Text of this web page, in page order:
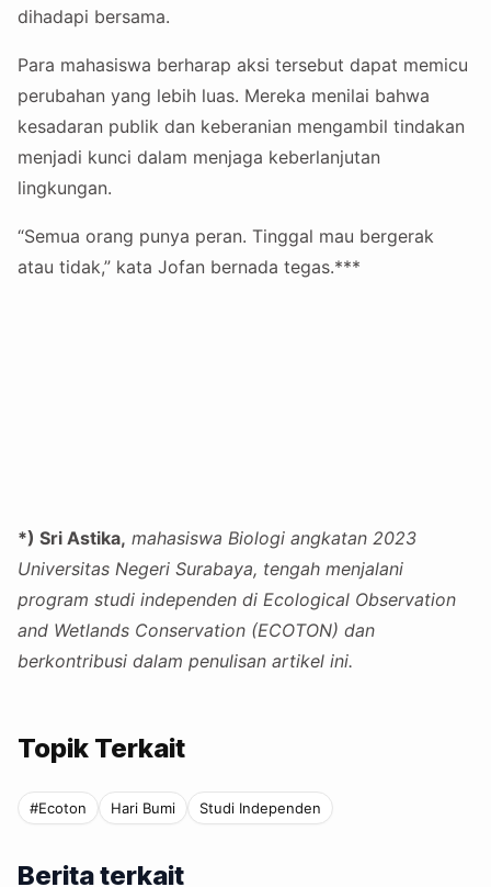
dihadapi bersama.
Para mahasiswa berharap aksi tersebut dapat memicu
perubahan yang lebih luas. Mereka menilai bahwa
kesadaran publik dan keberanian mengambil tindakan
menjadi kunci dalam menjaga keberlanjutan
lingkungan.
“Semua orang punya peran. Tinggal mau bergerak
atau tidak,” kata Jofan bernada tegas.***
*) Sri Astika, mahasiswa Biologi angkatan 2023
Universitas Negeri Surabaya, tengah menjalani
program studi independen di Ecological Observation
and Wetlands Conservation (ECOTON) dan
berkontribusi dalam penulisan artikel ini.
Topik Terkait
#Ecoton Hari Bumi Studi Independen
Berita terkait